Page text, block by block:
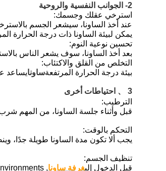
2- الجوانب النفسية والروحية
استرخي عقلك وجسمك:
عند أخذ الساونا، سيشعر الجسم
يمكن لبيئة الساونا ذات درجة الحرارة
تحسين نوعية النوم:
بعد أخذ الساونا، سوف يشعر الناس
التخلص من القلق والاكتئاب:
بيئة درجة الحرارة المرتفعةساونايساعد
3 、 احتياطات أخرى
الترطيب:
قبل وأثناء جلسة الساونا، من المهم
التحكم بالوقت:
يجب ألا تكون مدة الساونا طويلة جدًا، وينصح
تنظيف الجسم:
قبل الدخول إلىغرفة ساونا, make sure your body is clean to prevent dirt and bacteria from breeding in high temperature environments.